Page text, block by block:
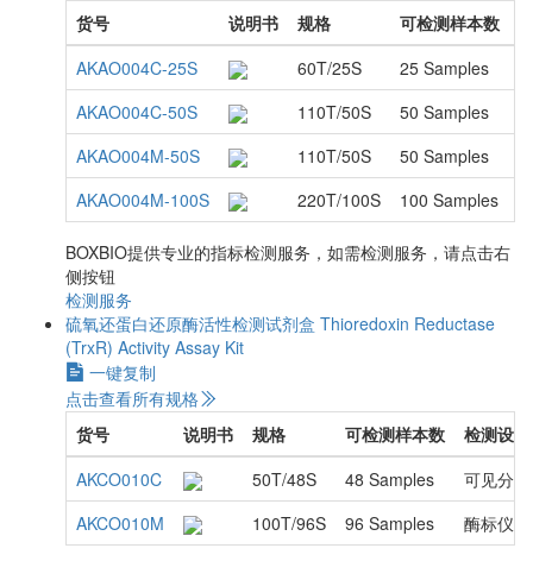
货号
说明书 规格 可检测样本数
AKAO004C-25S
60T/25S 25 Samples
AKAO004C-50S
110T/50S 50 Samples
AKAO004M-50S
110T/50S 50 Samples
AKAO004M-100S
220T/100S 100 Samples
BOXBIO提供专业的指标检测服务，如需检测服务，请点击右
侧按钮
检测服务
硫氧还蛋白还原酶活性检测试剂盒 Thioredoxin Reductase
(TrxR) Activity Assay Kit
一键复制
点击查看所有规格
货号
说明书 规格 可检测样本数
检测设备
AKCO010C
50T/48S 48 Samples
可见分
AKCO010M
100T/96S 96 Samples 酶标仪